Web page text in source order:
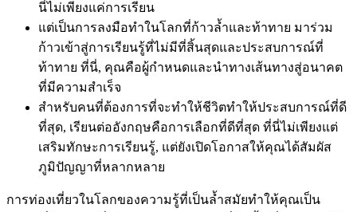
นี่ไม่เพียงแค่การเรียน
แต่เป็นการลงมือทำในโลกที่ก้าวล้ำและท้าทาย มาร่วม
ก้าวเข้าสู่การเรียนรู้ที่ไม่มีที่สิ้นสุดและประสบการณ์ที่
ท้าทาย ที่นี่, คุณคือผู้กำหนดและนำทางเส้นทางสู่อนาคต
ที่มีความสำเร็จ
สำหรับคนที่ต้องการที่จะทำให้ชีวิตทำให้ประสบการณ์ที่ดี
ที่สุด, เรียนต่ออังกฤษคือการเลือกที่ดีที่สุด ที่นี่ไม่เพียงแต่
เสริมทักษะการเรียนรู้, แต่ยังเปิดโอกาสให้คุณได้สัมผัส
ภูมิปัญญาที่หลากหลาย
การท่องเที่ยวในโลกของความรู้ที่เป็นล้ำสมัยทำให้คุณเป็น